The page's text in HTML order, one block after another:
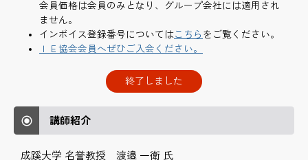
会員価格は会員のみとなり、グループ会社には適用され
ません。
インボイス登録番号についてはこちら をご覧ください。
ＩＥ協会会員へぜひご入会ください。
終了しました
講師紹介
成蹊大学 名誉教授 渡邉 一衛 氏